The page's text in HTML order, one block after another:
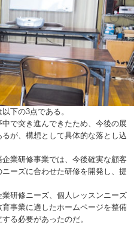
下の3点である。
で突き進んできたため、今後の展
が、構想として具体的な落とし込
業研修事業では、今後確実な顧客
ーズに合わせた研修を開発し、提
研修ニーズ、個人レッスンニーズ
事業に適したホームページを整備
る必要があったのだ。